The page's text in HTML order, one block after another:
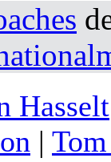
Hasselt
|